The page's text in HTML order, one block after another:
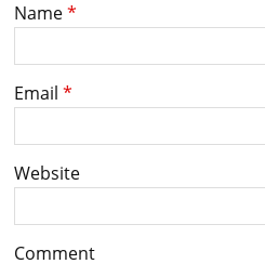
Name*
Email *
Website
Comment